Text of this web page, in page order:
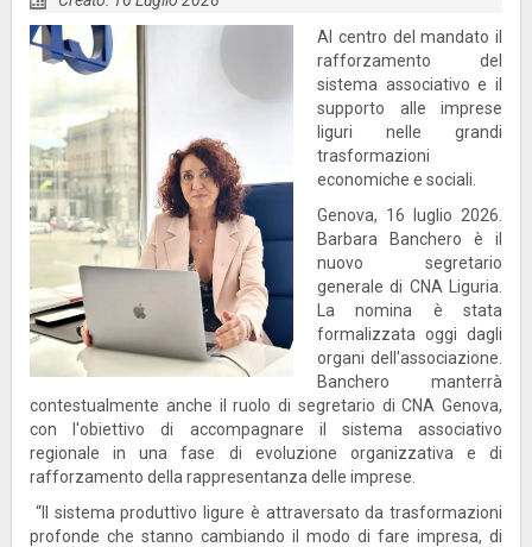
Al centro del mandato il
rafforzamento del
sistema associativo e il
supporto alle imprese
liguri nelle grandi
trasformazioni
economiche e sociali.
Genova, 16 luglio 2026.
Barbara Banchero è il
nuovo segretario
generale di CNA Liguria.
La nomina è stata
formalizzata oggi dagli
organi dell'associazione.
Banchero manterrà
contestualmente anche il ruolo di segretario di CNA Genova,
con l'obiettivo di accompagnare il sistema associativo
regionale in una fase di evoluzione organizzativa e di
rafforzamento della rappresentanza delle imprese.
“Il sistema produttivo ligure è attraversato da trasformazioni
profonde che stanno cambiando il modo di fare impresa, di